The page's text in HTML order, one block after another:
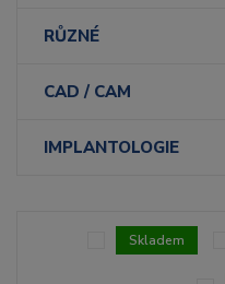
RŮZNÉ
CAD / CAM
IMPLANTOLOGIE
Skladem